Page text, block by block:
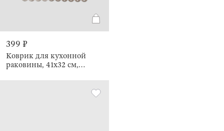
399 ₽
Коврик для кухонной
раковины, 41х32 см,